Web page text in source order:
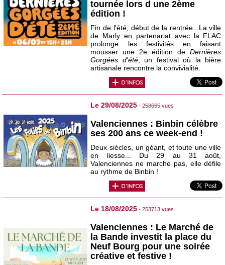
tournée lors d une 2ème
édition !
Fin de l'été, début de la rentrée...La ville
de Marly en partenariat avec la FLAC
prolonge les festivités en faisant
mousser une 2e édition deDernières
Gorgées d'été, un festival où la bière
artisanale rencontre la convivialité.
Le 29/08/2025 - 258665 vues
Valenciennes : Binbin célèbre
ses 200 ans ce week-end !
Deux siècles, un géant, et toute une ville
en liesse... Du 29 au 31 août,
Valenciennes ne marche pas, elle défile
au rythme de Binbin !
Le 18/08/2025 - 253713 vues
Valenciennes : Le Marché de
la Bande investit la place du
Neuf Bourg pour une soirée
créative et festive !